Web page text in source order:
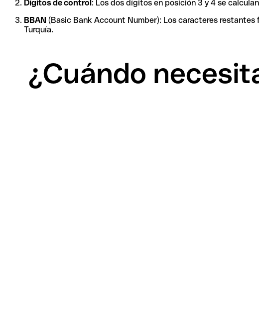
Dígitos de control: Los dos dígitos en posición 3 y 4 se
BBAN (Basic Bank Account Number): Los caracteres
Turquía.
¿Cuándo